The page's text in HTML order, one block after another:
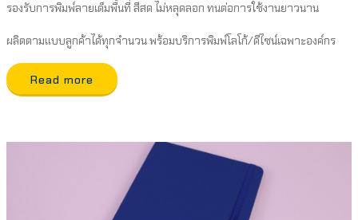
รองรับการพิมพ์ลายเต็มพื้นที่ สีสด ไม่หลุดลอก ทนต่อการใช้งานยาวนาน
ผลิตตามแบบลูกค้าได้ทุกจำนวน พร้อมบริการพิมพ์โลโก้/ดีไซน์เฉพาะองค์กร
Read more